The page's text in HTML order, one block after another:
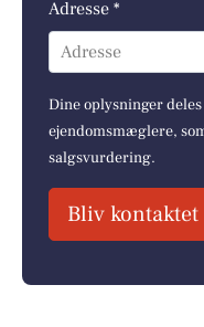
Adresse *
Adresse
Dine oplysninger
ejendomsmæglere,
salgsvurdering.
Bliv kontaktet